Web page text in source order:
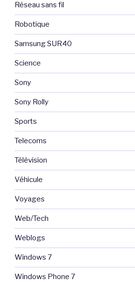
Réseau sans fil
Robotique
Samsung SUR40
Science
Sony
Sony Rolly
Sports
Telecoms
Télévision
Véhicule
Voyages
Web/Tech
Weblogs
Windows 7
Windows Phone 7